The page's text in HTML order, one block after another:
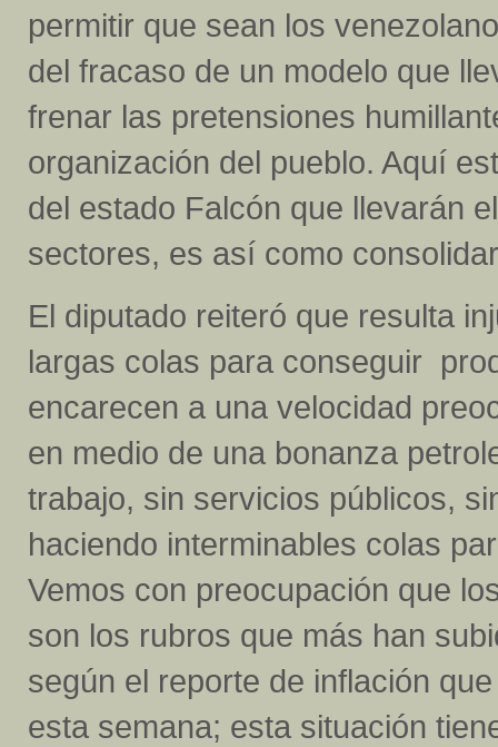
permitir que sean los
del fracaso de un modelo que
frenar las pretensiones
organización del pueblo. Aquí
del estado Falcón que llevarán
sectores, es así como
El diputado reiteró que resulta
largas colas para conseguir
encarecen a una velocidad
en medio de una bonanza
trabajo, sin servicios públicos,
haciendo interminables colas
Vemos con preocupación que
son los rubros que más han
según el reporte de inflación
esta semana; esta situación